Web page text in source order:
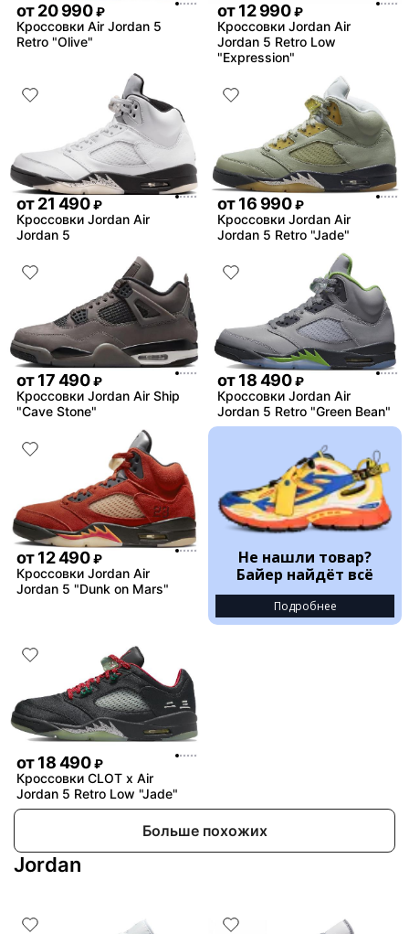
от20 990 ₽
Кроссовки Air Jordan 5
Retro "Olive"
от12 990 ₽
Кроссовки Jordan Air
Jordan 5 Retro Low
"Expression"
от21 490 ₽
Кроссовки Jordan Air
Jordan 5
от16 990 ₽
Кроссовки Jordan Air
Jordan 5 Retro "Jade"
от17 490 ₽
Кроссовки Jordan Air Ship
"Cave Stone"
от18 490 ₽
Кроссовки Jordan Air
Jordan 5 Retro "Green Bean"
от12 490 ₽
Кроссовки Jordan Air
Jordan 5 "Dunk on Mars"
Не нашли товар?
Байер найдёт всё
Подробнее
от18 490 ₽
Кроссовки CLOT x Air
Jordan 5 Retro Low "Jade"
Больше похожих
Jordan